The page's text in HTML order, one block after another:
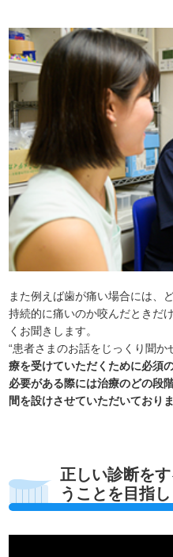
また例えば歯が痛い場合には、
持続的に痛いのか咬んだときだ
くお聞きします。
“患者さまのお話をじっくり聞か
療を受けていただくために必須
必要がある際には治療のどの段
間を設けさせていただいておりま
正しい診断を
うことを目指し